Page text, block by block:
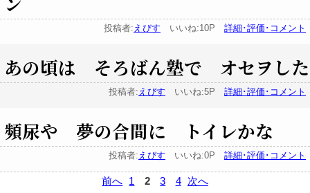
投稿者: えびす いいね:10P 詳細･評価･コメント
あの頃は そろばん塾で オセヲした
投稿者: えびす いいね:5P 詳細･評価･コメント
頻尿や 夢の合間に トイレかな
投稿者: えびす いいね:0P 詳細･評価･コメント
前へ 1 2 3 4 次へ